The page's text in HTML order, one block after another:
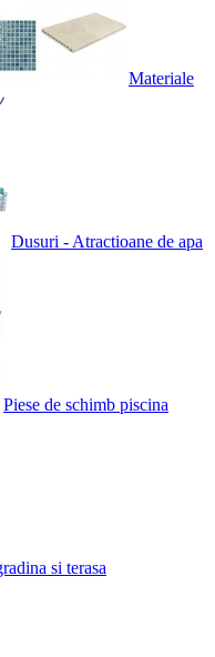
Materiale
Dusuri - Atractioane de apa
Piese de schimb piscina
si terasa